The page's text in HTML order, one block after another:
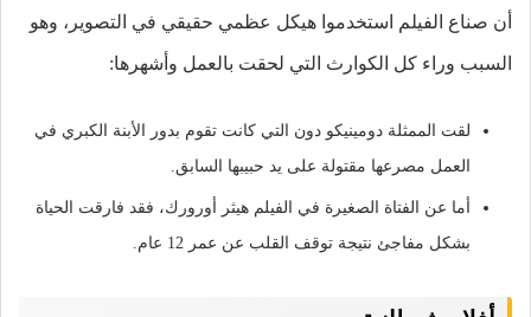
أن صناع الفيلم استخدموا هيكل عظمي حقيقي في التصوير، وهو
السبب وراء كل الكوارث التي لحقت بالعمل وأشهرها:
لقت الممثلة دومينيكو دون التي كانت تقوم بدور الأبنة الكبري في
العمل مصرعها مقتولة على يد حبيبها السابق.
أما عن الفتاة الصغيرة في الفيلم هيثر أورورك، فقد فارقت الحياة
بشكل مفاجئ نتيجة توقف القلب عن عمر 12 عام.